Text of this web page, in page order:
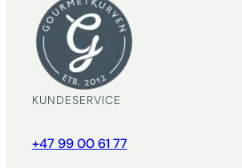
KUNDESERVICE
+47 99 00 61 77